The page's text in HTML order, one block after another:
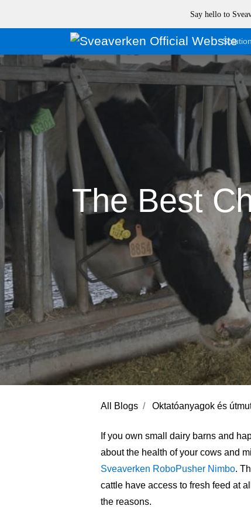
Say hello to
The Best
All Blogs Oktatóanyagok és
If you own small dairy barns and
about the health of your cows and
Sveaverken RoboPusher Nimbo.
cattle have access to fresh feed at
the reasons.